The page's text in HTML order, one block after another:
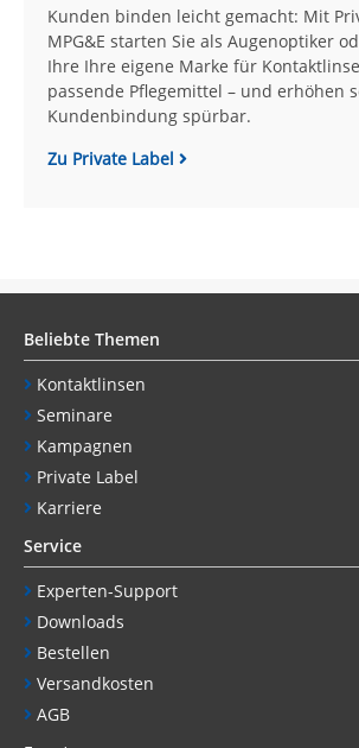
Kunden binden leicht gemacht: Mit
MPG&E starten Sie als Augenoptiker
Ihre Ihre eigene Marke für
passende Pflegemittel – und erhöhen
Kundenbindung spürbar.
Zu Private Label
Beliebte Themen
Kontaktlinsen
Seminare
Kampagnen
Private Label
Karriere
Service
Experten-Support
Downloads
Bestellen
Versandkosten
AGB